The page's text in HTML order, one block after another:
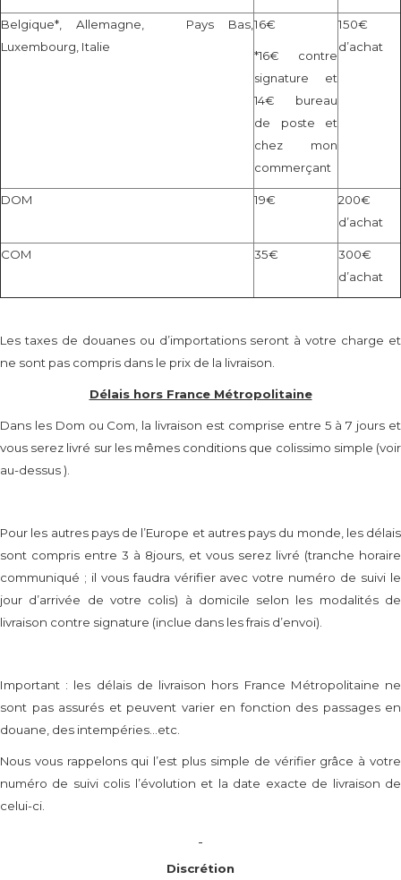
Belgique*, Allemagne, Pays Bas,
Luxembourg, Italie
16€
*16€ contre
signature et
14€ bureau
de poste et
chez mon
commerçant
150€
d’achat
DOM 19€
200€
d’achat
COM 35€
300€
d’achat
Les taxes de douanes ou d’importations seront à votre charge et
ne sont pas compris dans le prix de la livraison.
Délais hors France Métropolitaine
Dans les Dom ou Com, la livraison est comprise entre 5 à 7 jours et
vous serez livré sur les mêmes conditions que colissimo simple (voir
au-dessus ).
Pour les autres pays de l’Europe et autres pays du monde, les délais
sont compris entre 3 à 8jours, et vous serez livré (tranche horaire
communiqué ; il vous faudra vérifier avec votre numéro de suivi le
jour d’arrivée de votre colis) à domicile selon les modalités de
livraison contre signature (inclue dans les frais d’envoi).
Important : les délais de livraison hors France Métropolitaine ne
sont pas assurés et peuvent varier en fonction des passages en
douane, des intempéries…etc.
Nous vous rappelons qui l’est plus simple de vérifier grâce à votre
numéro de suivi colis l’évolution et la date exacte de livraison de
celui-ci.
Discrétion